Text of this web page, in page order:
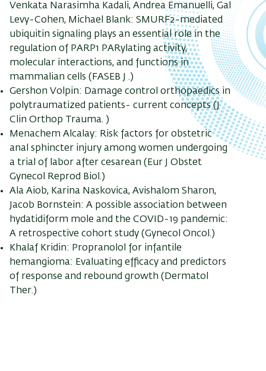
Venkata Narasimha Kadali, Andrea Emanuelli, Gal
Levy-Cohen, Michael Blank: SMURF2-mediated
ubiquitin signaling plays an essential role in the
regulation of PARP1 PARylating activity,
molecular interactions, and functions in
mammalian cells (FASEB J .)
Gershon Volpin: Damage control orthopaedics in
polytraumatized patients- current concepts (J
Clin Orthop Trauma. )
Menachem Alcalay: Risk factors for obstetric
anal sphincter injury among women undergoing
a trial of labor after cesarean (Eur J Obstet
Gynecol Reprod Biol.)
Ala Aiob, Karina Naskovica, Avishalom Sharon,
Jacob Bornstein: A possible association between
hydatidiform mole and the COVID-19 pandemic:
A retrospective cohort study (Gynecol Oncol.)
Khalaf Kridin: Propranolol for infantile
hemangioma: Evaluating efficacy and predictors
of response and rebound growth (Dermatol
Ther.)